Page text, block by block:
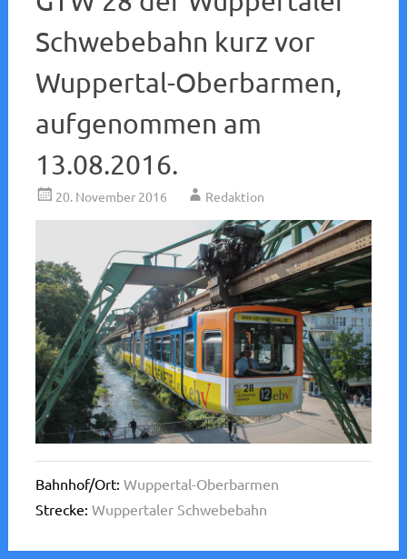
Schwebebahn kurz vor
Wuppertal-Oberbarmen,
aufgenommen am
13.08.2016.
20. November 2016 Redaktion
Bahnhof/Ort: Wuppertal-Oberbarmen
Strecke: Wuppertaler Schwebebahn